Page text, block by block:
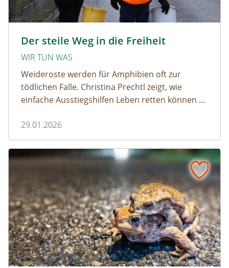
Der steile Weg in die Freiheit
WIR TUN WAS
Weideroste werden für Amphibien oft zur
tödlichen Falle. Christina Prechtl zeigt, wie
einfache Ausstiegshilfen Leben retten können –
Aufwand.
29.01.2026
Wenn der Weiderost zur Falle wird